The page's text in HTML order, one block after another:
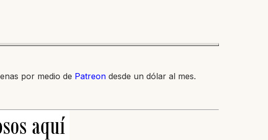
por medio de Patreon desde un dólar al mes.